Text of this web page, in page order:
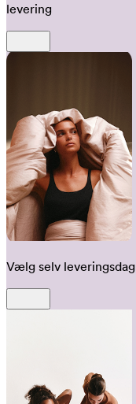
levering
Vælg selv leveringsdag